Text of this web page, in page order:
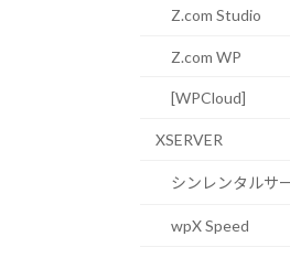
Z.com Studio
Z.com WP
[WPCloud]
XSERVER
シンレンタルサ
wpX Speed